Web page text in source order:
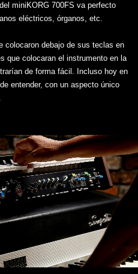
miniKORG 700FS va perfecto
eléctricos, órganos, etc.
colocaron debajo de sus teclas en
que colocaran el instrumento en la
de forma fácil. Incluso hoy en
entender, con un aspecto único